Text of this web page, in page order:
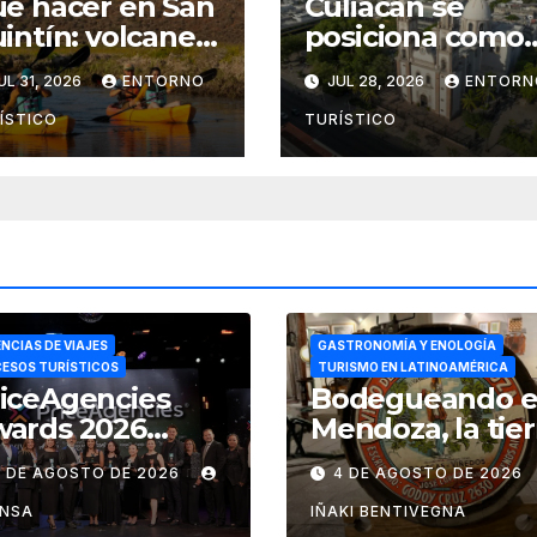
hacer en San
volcanes,
y
del mar
31, 2026 ENTORNO
Culiacán se
posiciona como
un destino ideal
para combinar
negocios y
turismo
JUL 28, 2026
TURÍSTICO
DE VIAJES
TURÍSTICOS
2026
a las
que
el
DE AGOSTO DE 2026
GASTRONOMÍA Y ENOLOGÍA
TURISMO EN LATINOAMÉRICA
Bodegueando
Mendoza, la
del sol y del
vino
4 DE AGOSTO DE 2026
IÑAKI BENTIVEGNA